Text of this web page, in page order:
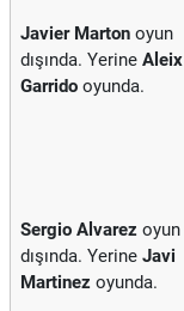
Javier Marton oyun
dışında. Yerine Aleix
Garrido oyunda.
Sergio Alvarez oyun
dışında. Yerine Javi
Martinez oyunda.